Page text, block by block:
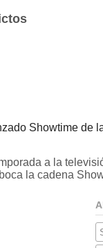
Showtime de
a la
la cadena